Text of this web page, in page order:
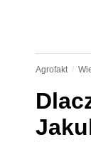
Agrofakt